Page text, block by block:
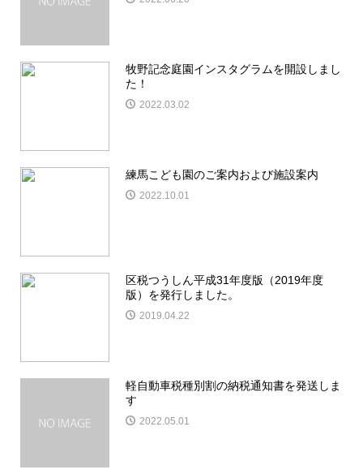
牧野記念庭園インスタグラムを開設しまし
た！
2022.03.02
練馬こども園のご案内および施設案内
2022.10.01
区税つうしん平成31年度版（2019年度
版）を発行しました。
2019.04.22
軽自動車税種別割の納税通知書を発送しま
す
2022.05.01